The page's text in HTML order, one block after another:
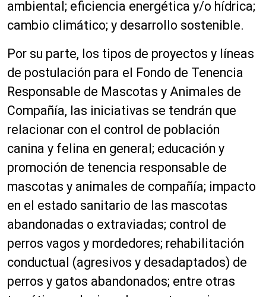
ambiental; eficiencia energética y/o hídrica;
cambio climático; y desarrollo sostenible.
Por su parte, los tipos de proyectos y líneas
de postulación para el Fondo de Tenencia
Responsable de Mascotas y Animales de
Compañía, las iniciativas se tendrán que
relacionar con el control de población
canina y felina en general; educación y
promoción de tenencia responsable de
mascotas y animales de compañía; impacto
en el estado sanitario de las mascotas
abandonadas o extraviadas; control de
perros vagos y mordedores; rehabilitación
conductual (agresivos y desadaptados) de
perros y gatos abandonados; entre otras